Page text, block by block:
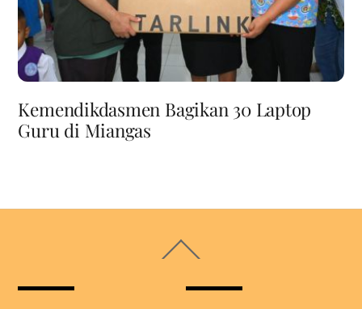
Kemendikdasmen Bagikan 30 Laptop
Guru di Miangas
To